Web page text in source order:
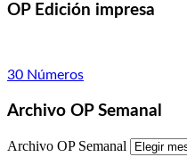
OP Edición impresa
30 Números
Archivo OP Semanal
Archivo OP Semanal